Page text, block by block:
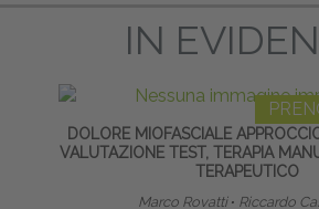
IN
DOLORE MIOFASCIALE
VALUTAZIONE TEST, TERAPIA
TERAPEUTICO
Marco Rovatti ∙ Riccardo